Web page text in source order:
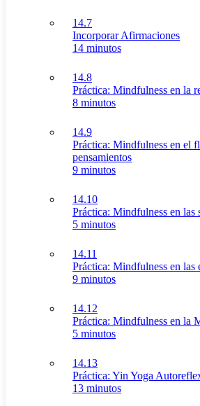
14.7
Incorporar Afirmaciones
14 minutos
14.8
Práctica: Mindfulness en la
8 minutos
14.9
Práctica: Mindfulness en el
pensamientos
9 minutos
14.10
Práctica: Mindfulness en las
5 minutos
14.11
Práctica: Mindfulness en las
9 minutos
14.12
Práctica: Mindfulness en la
5 minutos
14.13
Práctica: Yin Yoga
13 minutos